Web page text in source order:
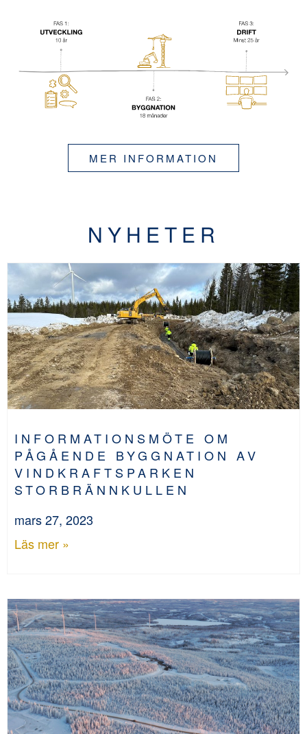
MER INFORMATION
NYHETER
INFORMATIONSMÖTE OM
PÅGÅENDE BYGGNATION AV
VINDKRAFTSPARKEN
STORBRÄNNKULLEN
mars 27, 2023
Läs mer »